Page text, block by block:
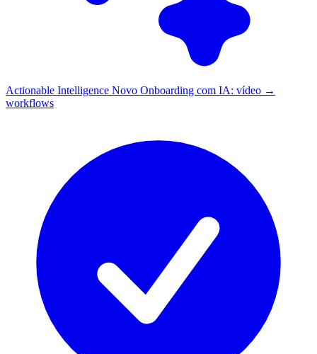
Actionable Intelligence Novo Onboarding com IA: vídeo →
workflows